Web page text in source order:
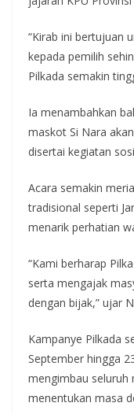
“Kirab ini bertujuan
kepada pemilih
Pilkada semakin
Ia menambahkan
maskot Si Nara
disertai kegiatan
Acara semakin
tradisional seperti
menarik perhatian
“Kami berharap
serta mengajak
dengan bijak,” ujar
Kampanye Pilkada
September hingga
mengimbau seluruh
menentukan masa